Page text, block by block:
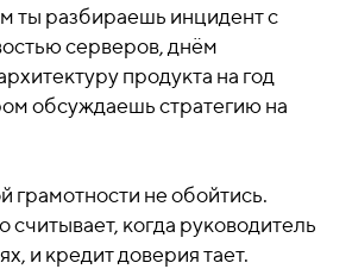
ты разбираешь инцидент с
серверов, днём
продукта на год
обсуждаешь стратегию на
грамотности не обойтись.
когда руководитель
и кредит доверия тает.